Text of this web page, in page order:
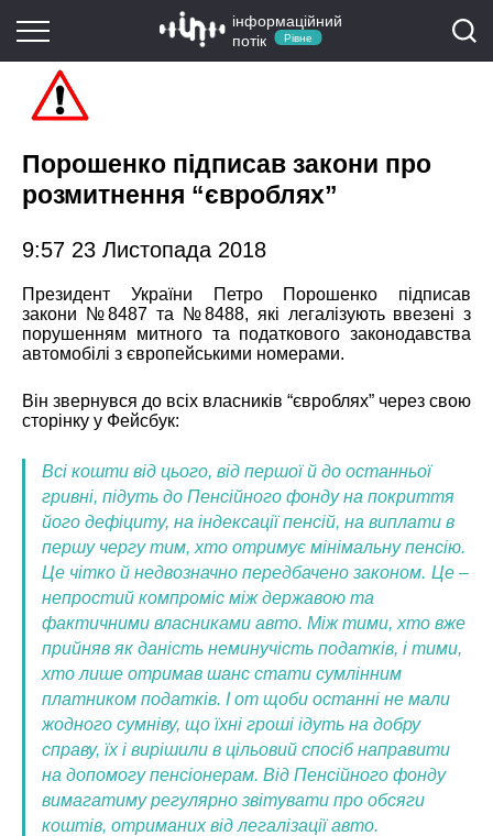
інформаційний
потік
Рівне
Порошенко підписав закони про
розмитнення “євроблях”
9:57 23 Листопада 2018
Президент України Петро Порошенко підписав
закони №8487 та №8488, які легалізують ввезені з
порушенням митного та податкового законодавства
автомобілі з європейськими номерами.
Він звернувся до всіх власників “євроблях” через свою
сторінку у Фейсбук:
Всі кошти від цього, від першої й до останньої
гривні, підуть до Пенсійного фонду на покриття
його дефіциту, на індексації пенсій, на виплати в
першу чергу тим, хто отримує мінімальну пенсію.
Це чітко й недвозначно передбачено законом. Це –
непростий компроміс між державою та
фактичними власниками авто. Між тими, хто вже
прийняв як даність неминучість податків, і тими,
хто лише отримав шанс стати сумлінним
платником податків. І от щоби останні не мали
жодного сумніву, що їхні гроші ідуть на добру
справу, їх і вирішили в цільовий спосіб направити
на допомогу пенсіонерам. Від Пенсійного фонду
вимагатиму регулярно звітувати про обсяги
коштів, отриманих від легалізації авто.